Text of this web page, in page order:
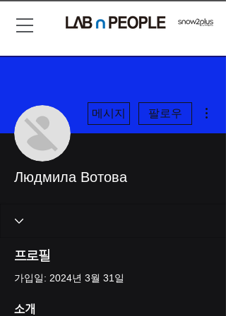
메시지 팔로우
Людмила Вотова
프로필
가입일: 2024년 3월 31일
소개